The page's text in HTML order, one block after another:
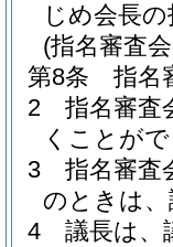
じめ会長
(指名審査
第8条
指名
2
指名審査
くことが
3
指名審査
のときは
4
議長は、